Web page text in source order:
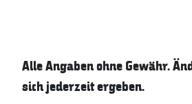
Alle Angaben ohne Gewähr.
sich jederzeit ergeben.